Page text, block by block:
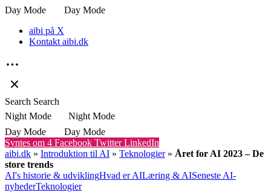
Day Mode
Day Mode
aibi på X
Kontakt aibi.dk
Search Search
Night Mode
Night Mode
Day Mode
Day Mode
Syntes om 4 Facebook Twitter LinkedIn
aibi.dk » Introduktion til AI » Teknologier» Året for AI 2023 – De
store trends
AI's historie & udviklingHvad er AILæring & AISeneste AI-
nyhederTeknologier